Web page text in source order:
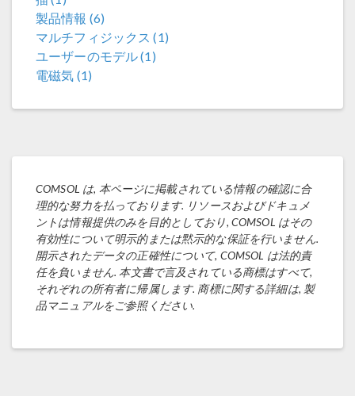
製品情報 (6)
マルチフィジックス (1)
ユーザーのモデル (1)
電磁気 (1)
COMSOL は, 本ページに掲載されている情報の確認に合
理的な努力を払っております. リソースおよびドキュメ
ントは情報提供のみを目的としており, COMSOL はその
有効性について明示的または黙示的な保証を行いません.
開示されたデータの正確性について, COMSOL は法的責
任を負いません. 本文書で言及されている商標はすべて,
それぞれの所有者に帰属します. 商標に関する詳細は, 製
品マニュアルをご参照ください.